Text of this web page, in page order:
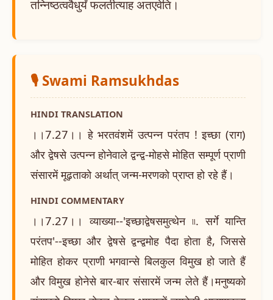
तन्निष्ठत्ववैधुर्यं फलतीत्याह अतएवेति।
🎙️ Swami Ramsukhdas
HINDI TRANSLATION
।।7.27।। हे भरतवंशमें उत्पन्न परंतप ! इच्छा (राग)
और द्वेषसे उत्पन्न होनेवाले द्वन्द्व-मोहसे मोहित सम्पूर्ण प्राणी
संसारमें मूढ़ताको अर्थात् जन्म-मरणको प्राप्त हो रहे हैं।
HINDI COMMENTARY
।।7.27।। व्याख्या--'इच्छाद्वेषसमुत्थेन ৷৷. सर्गे यान्ति
परंतप'--इच्छा और द्वेषसे द्वन्द्वमोह पैदा होता है, जिससे
मोहित होकर प्राणी भगवान्से बिलकुल विमुख हो जाते हैं
और विमुख होनेसे बार-बार संसारमें जन्म लेते हैं।मनुष्यको